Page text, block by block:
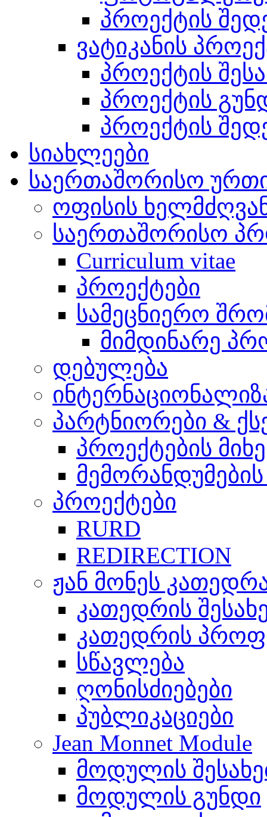
პროექტის
ვატიკანის
პროექტის
პროექტის
პროექტის
სიახლეები
საერთაშორისო
ოფისის
საერთაშორისო
Curriculum vitae
პროექტები
სამეცნიერო
მიმდინარე
დებულება
პარტნიორები &
პროექტების
პროექტები
RURD
REDIRECTION
ჟან მონეს
კათედრის
კათედრის
სწავლება
ღონისძიებები
პუბლიკაციები
Jean Monnet Module
მოდულის
მოდულის გუნდი